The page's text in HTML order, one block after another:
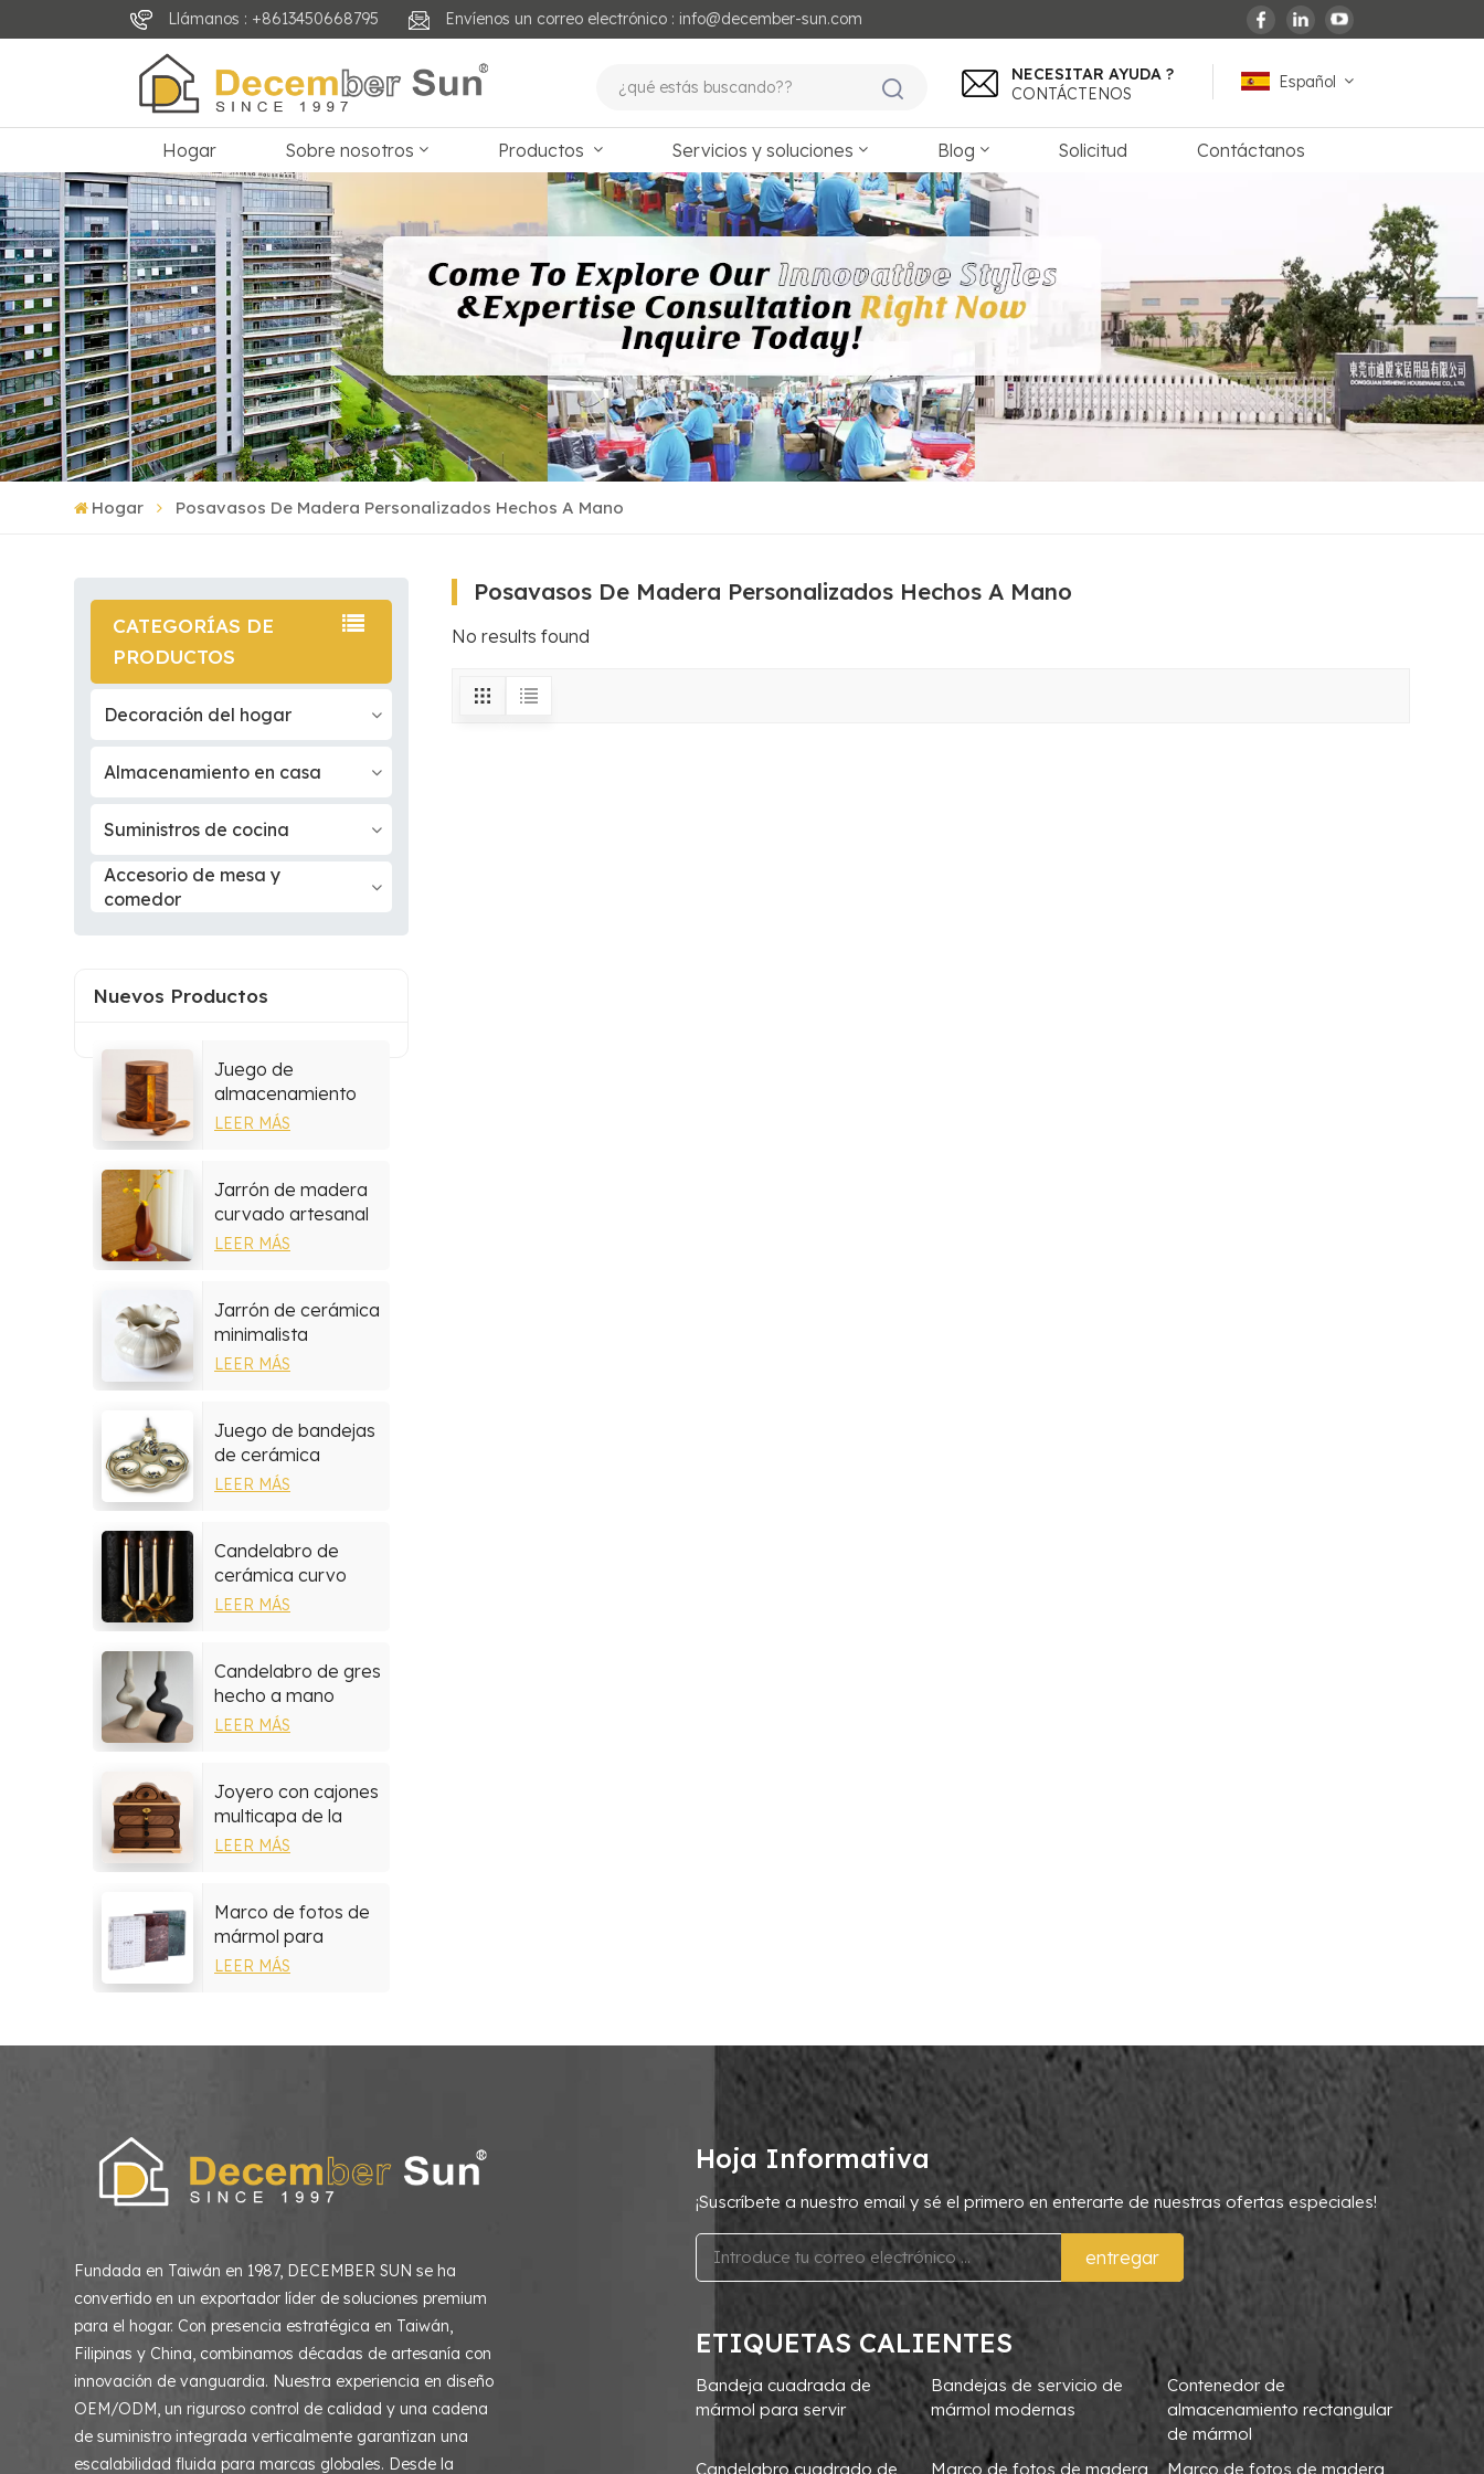
Llámanos : +8613450668795 Envíenos un correo electrónico : info@december-sun.com
Español
français
Deutsch
العربية
NECESITAR AYUDA ?
CONTÁCTENOS
Hogar Sobre nosotros Productos Servicios y soluciones Blog Solicitud Contáctanos
Hogar Posavasos De Madera Personalizados Hechos A Mano
CATEGORÍAS DE
PRODUCTOS
Decoración del hogar
Almacenamiento en casa
Suministros de cocina
Accesorio de mesa y
comedor
Nuevos Productos
Juego de
almacenamiento
multiusos de resina
LEER MÁS
Jarrón de madera
curvado artesanal
hecho a mano
LEER MÁS
Jarrón de cerámica
minimalista
LEER MÁS
Juego de bandejas
de cerámica
mediterránea
LEER MÁS
Candelabro de
cerámica curvo
moderno
LEER MÁS
Candelabro de gres
hecho a mano
LEER MÁS
Joyero con cajones
multicapa de la
colección de
LEER MÁS
Marco de fotos de
mármol para
decoración del
LEER MÁS
Posavasos De Madera Personalizados Hechos A Mano
No results found
Fundada en Taiwán en 1987, DECEMBER SUN se ha
convertido en un exportador líder de soluciones premium
para el hogar. Con presencia estratégica en Taiwán,
Filipinas y China, combinamos décadas de artesanía con
innovación de vanguardia. Nuestra experiencia en diseño
OEM/ODM, un riguroso control de calidad y una cadena
de suministro integrada verticalmente garantizan una
escalabilidad fluida para marcas globales. Desde la
Hoja Informativa
¡Suscríbete a nuestro email y sé el primero en enterarte de nuestras ofertas especiales!
entregar
ETIQUETAS CALIENTES
Bandeja cuadrada de
mármol para servir
Bandejas de servicio de
mármol modernas
Contenedor de
almacenamiento rectangular
de mármol
Candelabro cuadrado de
Marco de fotos de madera Marco de fotos de madera